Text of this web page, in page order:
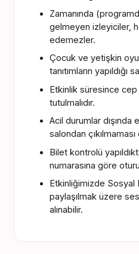
Zamanında
gelmeyen izleyiciler,
edemezler.
Çocuk ve yetişkin
tanıtımların
Etkinlik süresince cep
tutulmalıdır.
Acil durumlar dışında
salondan
Bilet kontrolü
numarasına göre
Etkinliğimizde Sosyal
paylaşılmak üzere
alınabilir.